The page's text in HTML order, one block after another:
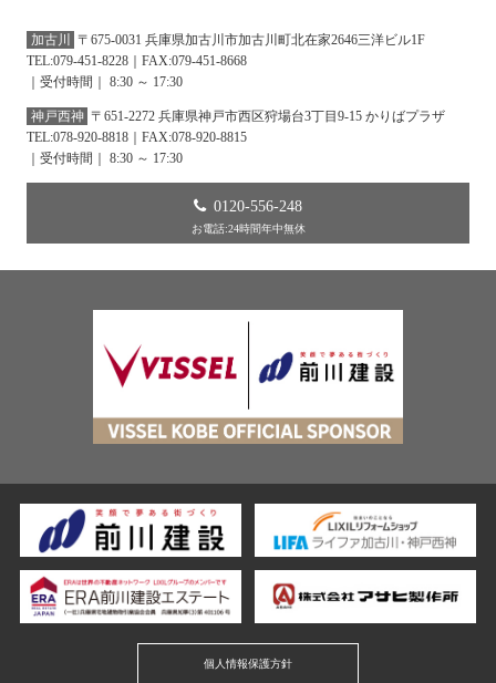
加古川
〒675-0031 兵庫県加古川市加古川町北在家2646三洋ビル1F
TEL:079-451-8228｜FAX:079-451-8668
｜受付時間｜ 8:30 ～ 17:30
神戸西神 〒651-2272 兵庫県神戸市西区狩場台3丁目9-15 かりばプラザ
TEL:078-920-8818｜FAX:078-920-8815
｜受付時間｜ 8:30 ～ 17:30
0120-556-248
お電話:24時間年中無休
個人情報保護方針